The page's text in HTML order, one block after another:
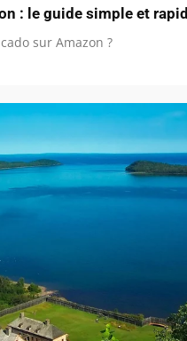
: le guide simple et
sur Amazon ?